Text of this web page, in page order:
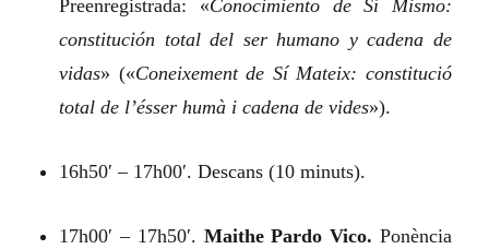
Preenregistrada: «Conocimiento de Sí Mismo:
constitución total del ser humano y cadena de
vidas» («Coneixement de Sí Mateix: constitució
total de l’ésser humà i cadena de vides»).
16h50′ – 17h00′. Descans (10 minuts).
17h00′ – 17h50′. Maithe Pardo Vico. Ponència